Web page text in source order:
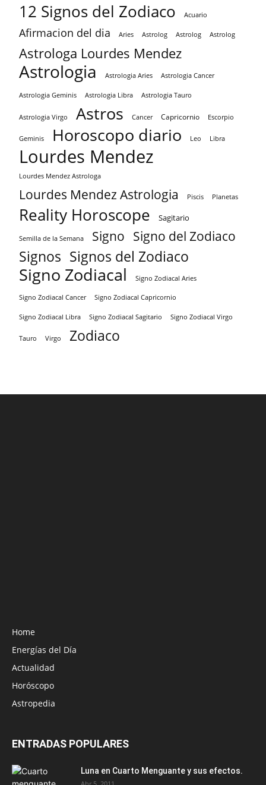
12 Signos del Zodiaco Acuario
Afirmacion del dia Aries Astrolog Astrolog Astrolog
Astrologa Lourdes Mendez
Astrologia Astrologia Aries Astrologia Cancer
Astrologia Geminis Astrologia Libra Astrologia Tauro
Astrologia Virgo Astros Cancer Capricornio Escorpio
Geminis Horoscopo diario Leo Libra
Lourdes Mendez
Lourdes Mendez Astrologa
Lourdes Mendez Astrologia Piscis Planetas
Reality Horoscope Sagitario
Semilla de la Semana Signo Signo del Zodiaco
Signos Signos del Zodiaco
Signo Zodiacal Signo Zodiacal Aries
Signo Zodiacal Cancer Signo Zodiacal Capricornio
Signo Zodiacal Libra Signo Zodiacal Sagitario Signo Zodiacal Virgo
Tauro Virgo Zodiaco
Home
Energías del Día
Actualidad
Horóscopo
Astropedia
ENTRADAS POPULARES
Luna en Cuarto Menguante y sus efectos.